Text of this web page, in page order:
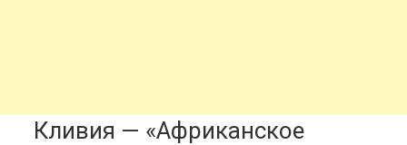
Кливия — «Африканское